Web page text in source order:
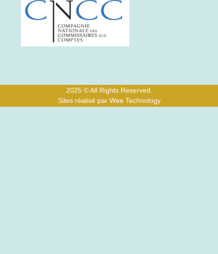
2025 © All Rights Reserved.
Sites réalisé par Wee Technology